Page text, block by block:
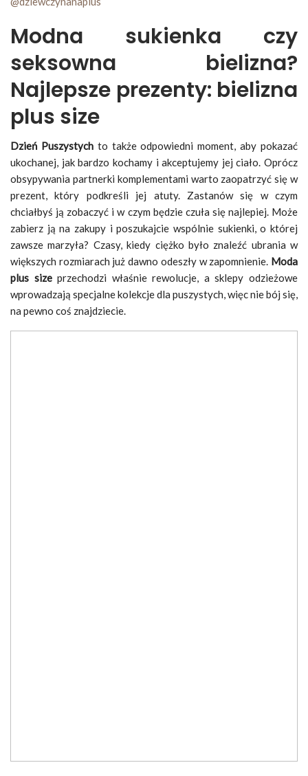
Modna sukienka czy
seksowna bielizna?
Najlepsze prezenty: bielizna
plus size
Dzień Puszystychto także odpowiedni moment, aby pokazać
ukochanej, jak bardzo kochamy i akceptujemy jej ciało. Oprócz
obsypywania partnerki komplementami warto zaopatrzyć się w
prezent, który podkreśli jej atuty. Zastanów się w czym
chciałbyś ją zobaczyć i w czym będzie czuła się najlepiej. Może
zabierz ją na zakupy i poszukajcie wspólnie sukienki, o której
zawsze marzyła? Czasy, kiedy ciężko było znaleźć ubrania w
większych rozmiarach już dawno odeszły w zapomnienie. Moda
plus sizeprzechodzi właśnie rewolucje, a sklepy odzieżowe
wprowadzają specjalne kolekcje dla puszystych, więc nie bój się,
na pewno coś znajdziecie.